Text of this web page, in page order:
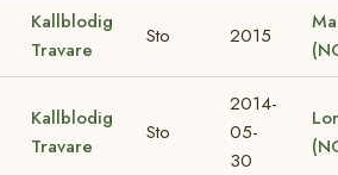
Kallblodig
Travare
Sto 2015
Kallblodig
Travare
Sto
2014-
05-
30